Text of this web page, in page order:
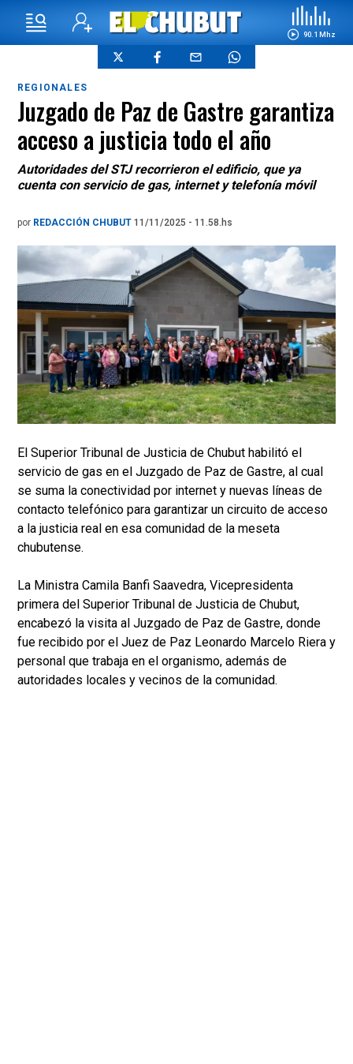
90.1 Mhz
REGIONALES
Juzgado de Paz de Gastre garantiza
acceso a justicia todo el año
Autoridades del STJ recorrieron el edificio, que ya
cuenta con servicio de gas, internet y telefonía móvil
por REDACCIÓN CHUBUT 11/11/2025 - 11.58.hs
El Superior Tribunal de Justicia de Chubut habilitó el
servicio de gas en el Juzgado de Paz de Gastre, al cual
se suma la conectividad por internet y nuevas líneas de
contacto telefónico para garantizar un circuito de acceso
a la justicia real en esa comunidad de la meseta
chubutense.
La Ministra Camila Banfi Saavedra, Vicepresidenta
primera del Superior Tribunal de Justicia de Chubut,
encabezó la visita al Juzgado de Paz de Gastre, donde
fue recibido por el Juez de Paz Leonardo Marcelo Riera y
personal que trabaja en el organismo, además de
autoridades locales y vecinos de la comunidad.